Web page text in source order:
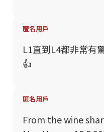
匿名用戶
L1直到L4都非常有
👍
匿名用戶
From the wine